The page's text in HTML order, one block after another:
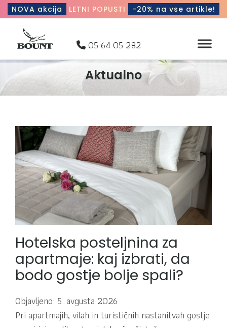
NOVA akcija LETNI POPUSTI -20% na vse artikle!
05 64 05 282
Aktualno
Hotelska posteljnina za
apartmaje: kaj izbrati, da
bodo gostje bolje spali?
Objavljeno: 5. avgusta 2026
Pri apartmajih, vilah in turističnih nastanitvah gostje